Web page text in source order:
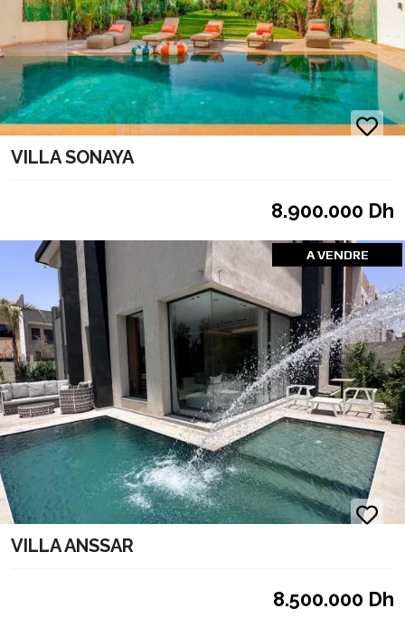
VILLA SONAYA
8.900.000 Dh
A VENDRE
VILLA ANSSAR
8.500.000 Dh